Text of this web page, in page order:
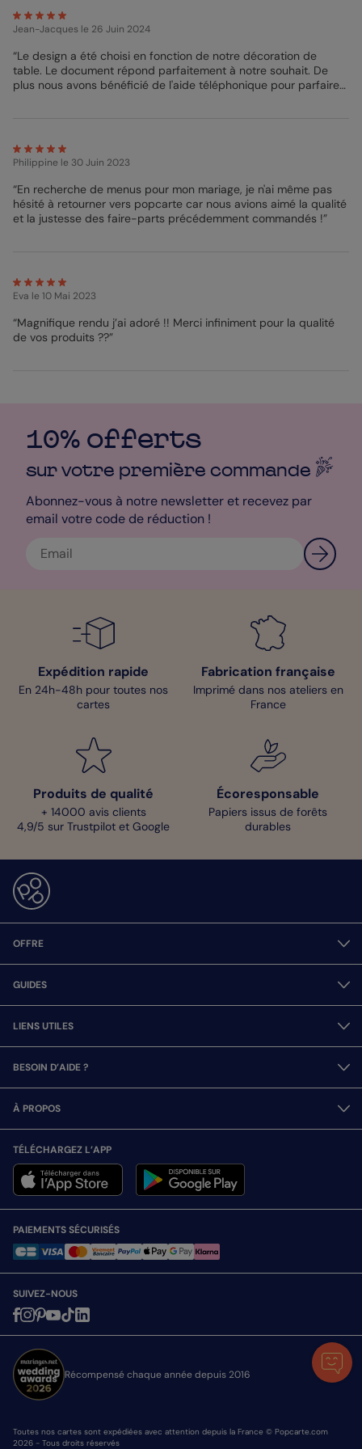
bien ajouter des zones de texte. Enfin, allez jusqu’à
personnaliser vos envois en choisissant un papier d’impression
gamme vous sont proposés ainsi que 21 teintes pour les
enveloppes. En tant que designer, je vous conseille d’opter pour
notre enveloppe Bleu Canard. N’attendez plus et commencez à
vous répondre. Excellente création !
Jean-Jacques le 26 Juin 2024
“Le design a été choisi en fonction de notre décoration de
table. Le document répond parfaitement à notre souhait. De
plus nous avons bénéficié de l'aide téléphonique pour parfaire
Philippine le 30 Juin 2023
“En recherche de menus pour mon mariage, je n'ai même pas
hésité à retourner vers popcarte car nous avions aimé la qualité
et la justesse des faire-parts précédemment commandés !”
Eva le 10 Mai 2023
“Magnifique rendu j’ai adoré !! Merci infiniment pour la qualité
de vos produits ??”
10% offerts
sur votre première commande
Abonnez-vous à notre newsletter et recevez par
email votre code de réduction !
Expédition rapide
En 24h-48h pour toutes nos
cartes
Fabrication française
Imprimé dans nos ateliers en
France
Produits de qualité
+ 14000 avis clients
4,9/5 sur Trustpilot et Google
Écoresponsable
Papiers issus de forêts
durables
OFFRE
GUIDES
LIENS UTILES
BESOIN D’AIDE ?
À PROPOS
TÉLÉCHARGEZ L’APP
PAIEMENTS SÉCURISÉS
SUIVEZ-NOUS
Récompensé chaque année depuis 2016
Toutes nos cartes sont expédiées avec attention depuis la France © Popcarte.com
2026 - Tous droits réservés